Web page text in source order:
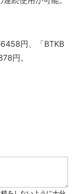
円、「BTKB
円。